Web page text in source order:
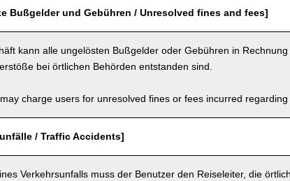
Bußgelder und Gebühren / Unresolved fines and fees]
kann alle ungelösten Bußgelder oder Gebühren in
bei örtlichen Behörden entstanden sind.
charge users for unresolved fines or fees incurred
/ Traffic Accidents]
Verkehrsunfalls muss der Benutzer den Reiseleiter, die